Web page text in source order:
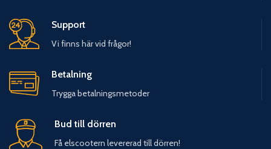
Support
Vi finns här vid frågor!
Betalning
Trygga betalningsmetoder
Bud till dörren
Få elscootern levererad till dörren!